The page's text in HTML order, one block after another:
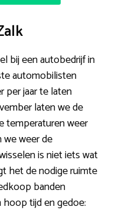
bij een autobedrijf in
automobilisten
per jaar te laten
laten we de
temperaturen weer
we weer de
is niet iets wat
het de nodige ruimte
banden
tijd en gedoe: